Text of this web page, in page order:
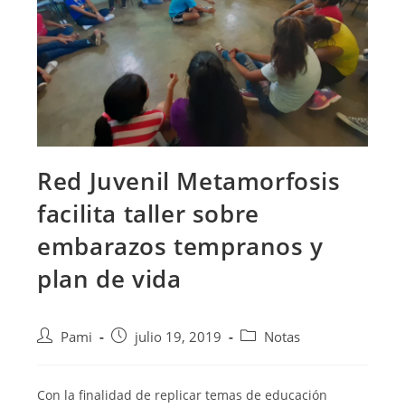
Red Juvenil Metamorfosis
facilita taller sobre
embarazos tempranos y
plan de vida
Pami julio 19, 2019 Notas
Con la finalidad de replicar temas de educación